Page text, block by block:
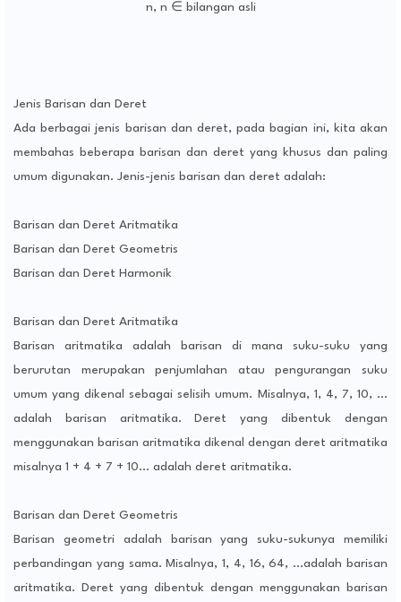
n, n ∈ bilangan asli
Jenis Barisan dan Deret
Ada berbagai jenis barisan dan deret, pada bagian ini, kita akan
membahas beberapa barisan dan deret yang khusus dan paling
umum digunakan. Jenis-jenis barisan dan deret adalah:
Barisan dan Deret Aritmatika
Barisan dan Deret Geometris
Barisan dan Deret Harmonik
Barisan dan Deret Aritmatika
Barisan aritmatika adalah barisan di mana suku-suku yang
berurutan merupakan penjumlahan atau pengurangan suku
umum yang dikenal sebagai selisih umum. Misalnya, 1, 4, 7, 10, ...
adalah barisan aritmatika. Deret yang dibentuk dengan
menggunakan barisan aritmatika dikenal dengan deret aritmatika
misalnya 1 + 4 + 7 + 10... adalah deret aritmatika.
Barisan dan Deret Geometris
Barisan geometri adalah barisan yang suku-sukunya memiliki
perbandingan yang sama. Misalnya, 1, 4, 16, 64, ...adalah barisan
aritmatika. Deret yang dibentuk dengan menggunakan barisan